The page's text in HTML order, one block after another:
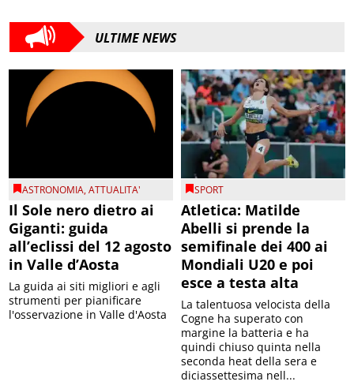
ULTIME NEWS
ASTRONOMIA,ATTUALITA'
Il Sole nero dietro ai
Giganti: guida
all’eclissi del 12 agosto
in Valle d’Aosta
La guida ai siti migliori e agli
strumenti per pianificare
l'osservazione in Valle d'Aosta
SPORT
Atletica: Matilde
Abelli si prende la
semifinale dei 400 ai
Mondiali U20 e poi
esce a testa alta
La talentuosa velocista della
Cogne ha superato con
margine la batteria e ha
quindi chiuso quinta nella
seconda heat della sera e
diciassettesima nell...